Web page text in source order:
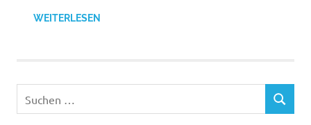
WEITERLESEN
nach:
SUCHEN